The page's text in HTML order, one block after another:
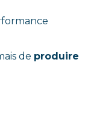
de produire